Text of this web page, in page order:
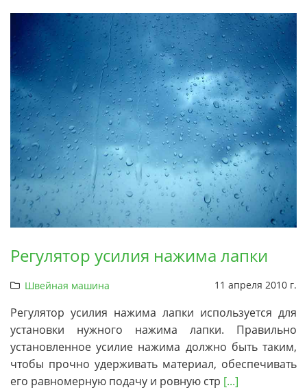
Регулятор усилия нажима лапки
Швейная машина 11 апреля 2010 г.
Регулятор усилия нажима лапки используется для
установки нужного нажима лапки. Правильно
установленное усилие нажима должно быть таким,
чтобы прочно удерживать материал, обеспечивать
его равномерную подачу и ровную стр [...]